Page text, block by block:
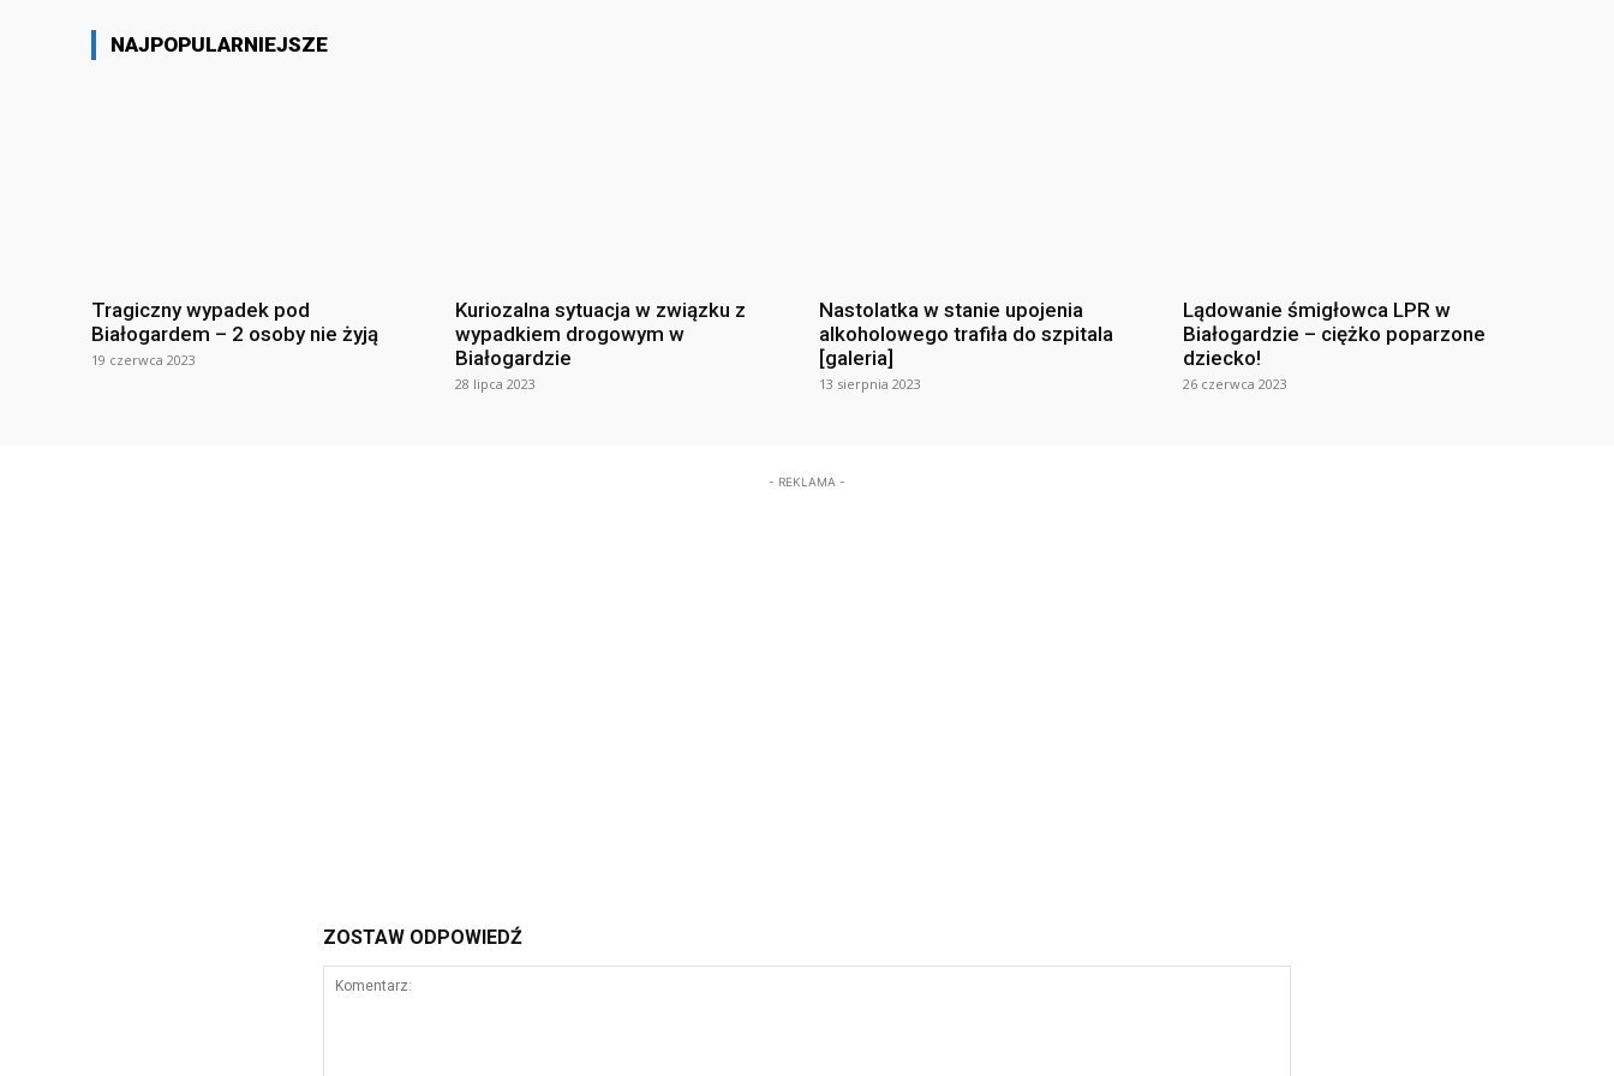
NAJPOPULARNIEJSZE
Tragiczny wypadek pod
Białogardem – 2 osoby nie żyją
19 czerwca 2023
Kuriozalna sytuacja w związku z
wypadkiem drogowym w
Białogardzie
28 lipca 2023
Nastolatka w stanie upojenia
alkoholowego trafiła do szpitala
[galeria]
13 sierpnia 2023
Lądowanie śmigłowca LPR w
Białogardzie – ciężko poparzone
dziecko!
26 czerwca 2023
- REKLAMA -
ZOSTAW ODPOWIEDŹ